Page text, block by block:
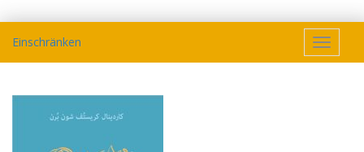
Einschränken
Toggle